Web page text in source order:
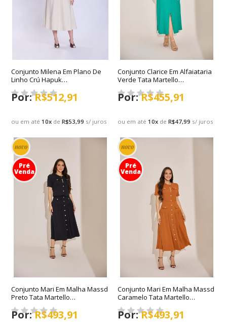
Conjunto Milena Em Plano De
Linho Crú Hapuk
Primavera/Verão 2027
ou em até10x deR$53,99 s/ juros
R$512,91
Conjunto Clarice Em Alfaiataria
Verde Tata Martello
Primavera/Verão 2027
ou em até10x deR$47,99 s/ juros
R$455,91
novo
Pré
Venda
Conjunto Mari Em Malha Massd
Preto Tata Martello
Primavera/Verão 2027
R$493,91
novo
Pré
Venda
Conjunto Mari Em Malha Massd
Caramelo Tata Martello
Primavera/Verão 2027
R$493,91